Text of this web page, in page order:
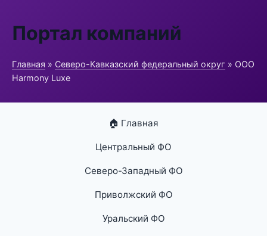
Портал компаний
Главная » Северо-Кавказский федеральный округ » ООО
Harmony Luxe
🏠 Главная
Центральный ФО
Северо-Западный ФО
Приволжский ФО
Уральский ФО